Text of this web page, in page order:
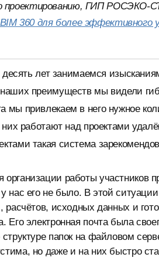
проектированию, ГИП
360 для более эффективного
лет занимаемся
преимуществ мы видели
привлекаем в него нужное
работают над проектами
такая система
работы участников
нас его не было. В этой
исходных данных и
Его электронная почта была
папок на файловом
но даже и на них быстро